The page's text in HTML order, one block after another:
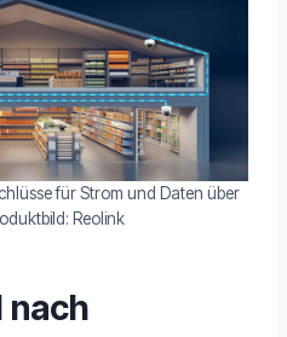
für Strom und Daten über
Reolink
nach